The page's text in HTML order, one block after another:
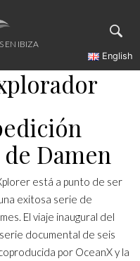
EN IBIZA
English
Damen
está a punto de ser
exitosa serie de
El viaje inaugural del
documental de seis
por OceanX y la